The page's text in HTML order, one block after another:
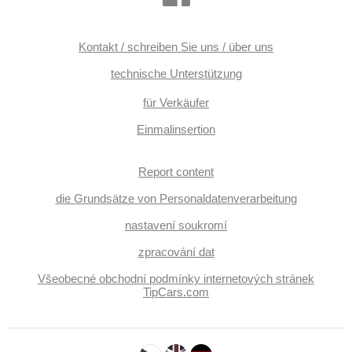
beheizte Sitze, vyhřívaná zadní sedadla, zadní loketní
Kontakt / schreiben Sie uns / über uns
technische Unterstützung
für Verkäufer
Einmalinsertion
Report content
die Grundsätze von Personaldatenverarbeitung
nastavení soukromí
zpracování dat
Všeobecné obchodní podmínky internetových stránek
TipCars.com